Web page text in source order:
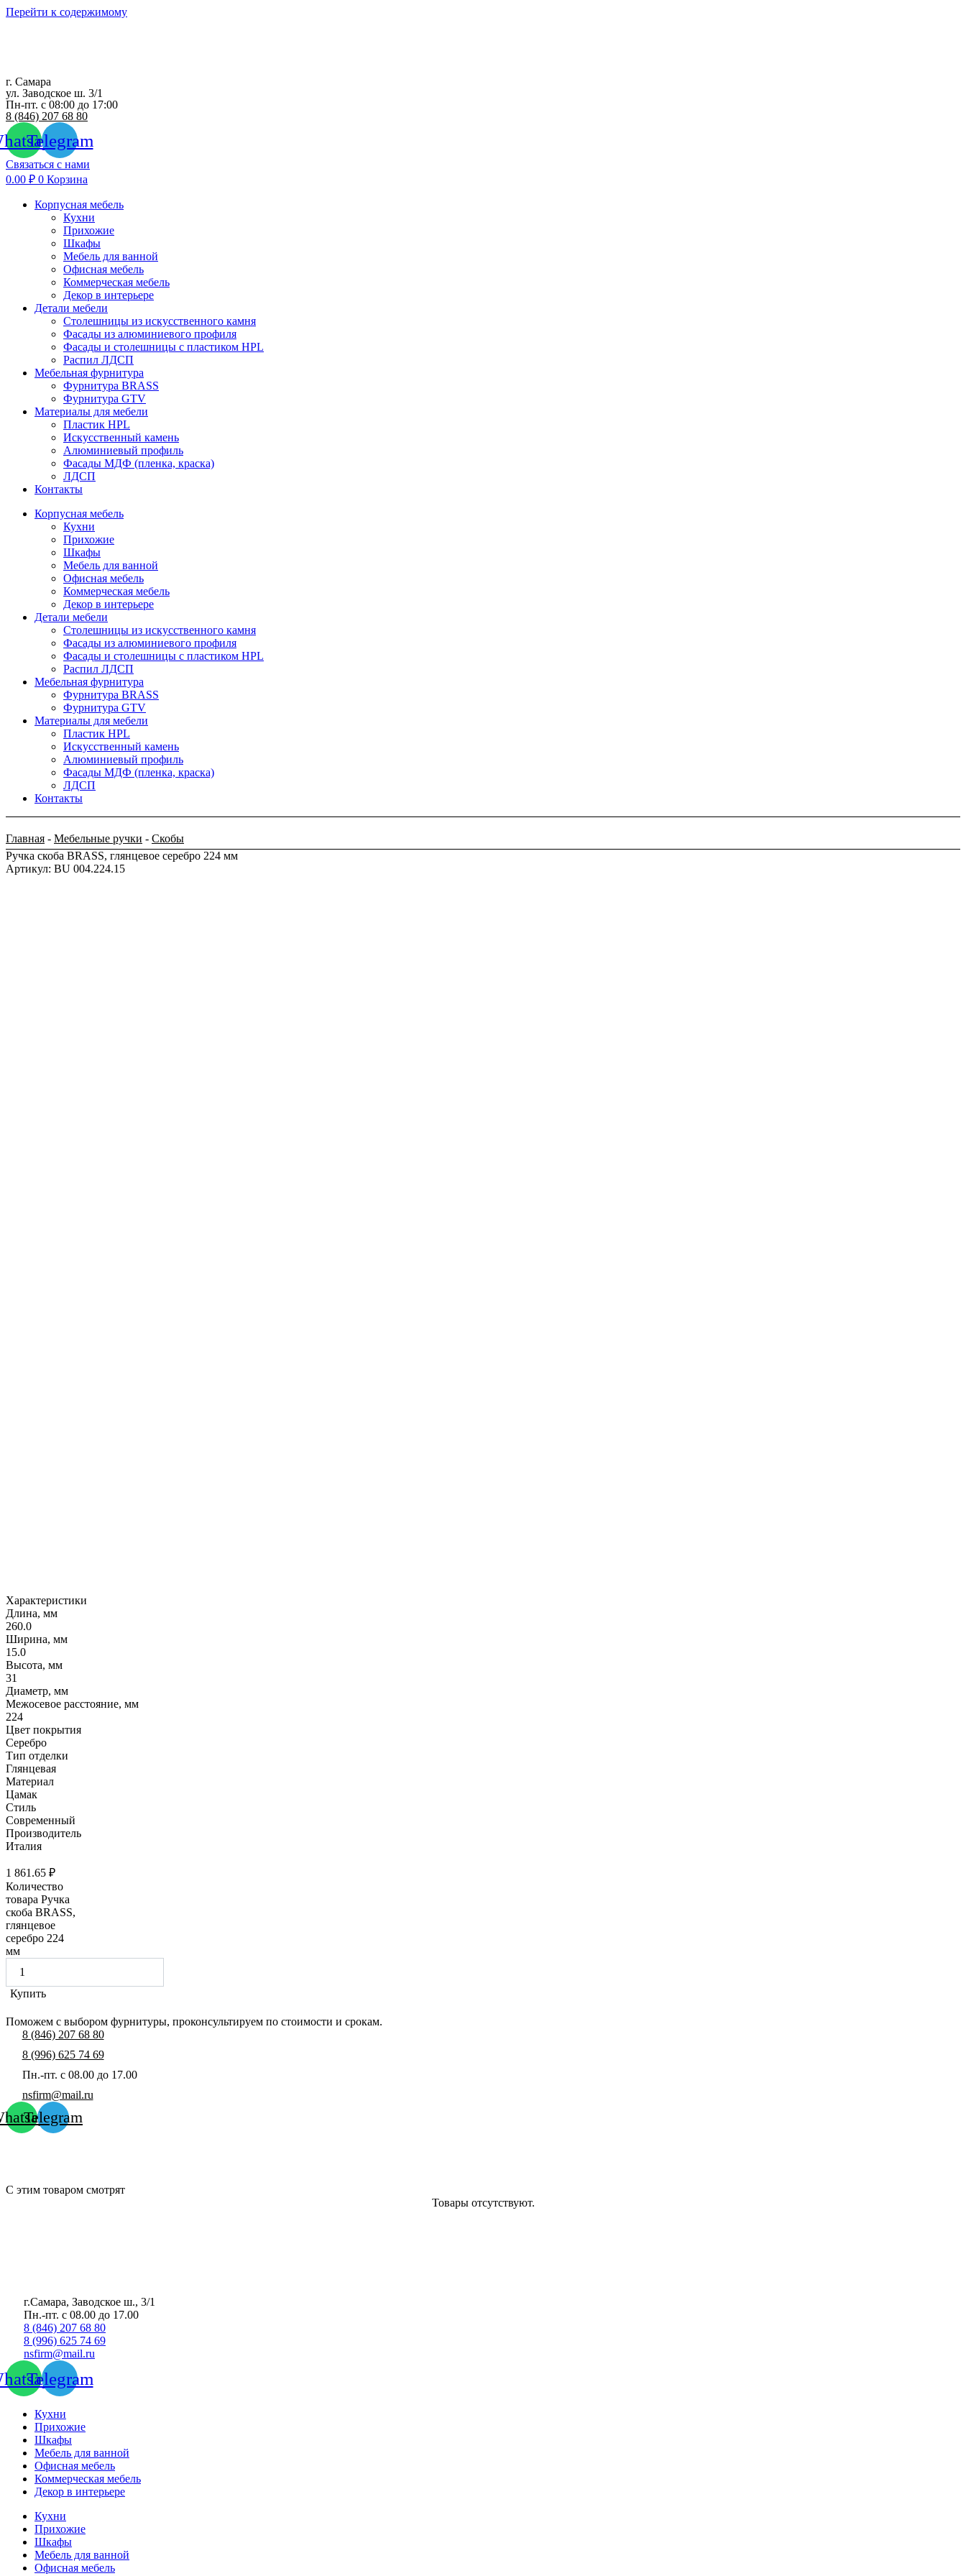
Перейти к содержимому
г. Самара
ул. Заводское ш. 3/1
Пн-пт. с 08:00 до 17:00
8 (846) 207 68 80
Telegram
Связаться с нами
0.00 ₽ 0 Корзина
Корпусная мебель
Кухни
Прихожие
Шкафы
Мебель для ванной
Офисная мебель
Коммерческая мебель
Декор в интерьере
Детали мебели
Столешницы из искусственного камня
Фасады из алюминиевого профиля
Фасады и столешницы с пластиком HPL
Распил ЛДСП
Мебельная фурнитура
Фурнитура BRASS
Фурнитура GTV
Материалы для мебели
Пластик HPL
Искусственный камень
Алюминиевый профиль
Фасады МДФ (пленка, краска)
ЛДСП
Контакты
Корпусная мебель
Кухни
Прихожие
Шкафы
Мебель для ванной
Офисная мебель
Коммерческая мебель
Декор в интерьере
Детали мебели
Столешницы из искусственного камня
Фасады из алюминиевого профиля
Фасады и столешницы с пластиком HPL
Распил ЛДСП
Мебельная фурнитура
Фурнитура BRASS
Фурнитура GTV
Материалы для мебели
Пластик HPL
Искусственный камень
Алюминиевый профиль
Фасады МДФ (пленка, краска)
ЛДСП
Контакты
Главная - Мебельные ручки - Скобы
Ручка скоба BRASS, глянцевое серебро 224 мм
Артикул: BU 004.224.15
Характеристики
Длина, мм
260.0
Ширина, мм
15.0
Высота, мм
31
Диаметр, мм
Межосевое расстояние, мм
224
Цвет покрытия
Серебро
Тип отделки
Глянцевая
Материал
Цамак
Стиль
Современный
Производитель
Италия
1 861.65 ₽
Количество
товара Ручка
скоба BRASS,
глянцевое
серебро 224
мм
Купить
Поможем с выбором фурнитуры, проконсультируем по стоимости и срокам.
8 (846) 207 68 80
8 (996) 625 74 69
Пн.-пт. с 08.00 до 17.00
nsfirm@mail.ru
Telegram
С этим товаром смотрят
Товары отсутствуют.
г.Самара, Заводское ш., 3/1
Пн.-пт. с 08.00 до 17.00
8 (846) 207 68 80
8 (996) 625 74 69
nsfirm@mail.ru
Telegram
Кухни
Прихожие
Шкафы
Мебель для ванной
Офисная мебель
Коммерческая мебель
Декор в интерьере
Кухни
Прихожие
Шкафы
Мебель для ванной
Офисная мебель